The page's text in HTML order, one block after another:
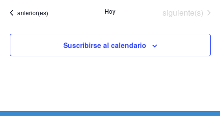
Eventos
anterior(es) Hoy Eventos
siguiente(s)
Suscribirse al calendario